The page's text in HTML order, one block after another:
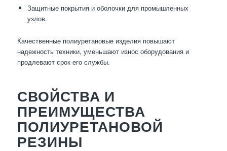
Защитные покрытия и оболочки для промышленных
узлов.
Качественные полиуретановые изделия повышают
надежность техники, уменьшают износ оборудования и
продлевают срок его службы.
СВОЙСТВА И
ПРЕИМУЩЕСТВА
ПОЛИУРЕТАНОВОЙ
РЕЗИНЫ